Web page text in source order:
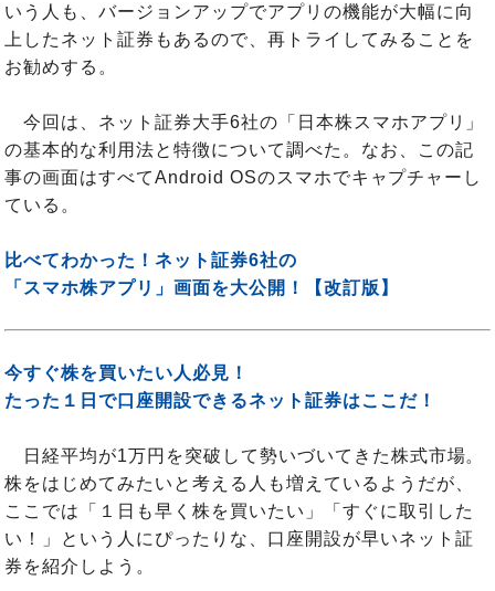
いう人も、バージョンアップでアプリの機能が大幅に向
上したネット証券もあるので、再トライしてみることを
お勧めする。
今回は、ネット証券大手6社の「日本株スマホアプリ」
の基本的な利用法と特徴について調べた。なお、この記
事の画面はすべてAndroid OSのスマホでキャプチャーし
ている。
比べてわかった！ネット証券6社の
「スマホ株アプリ」画面を大公開！【改訂版】
今すぐ株を買いたい人必見！
たった１日で口座開設できるネット証券はここだ！
日経平均が1万円を突破して勢いづいてきた株式市場。
株をはじめてみたいと考える人も増えているようだが、
ここでは「１日も早く株を買いたい」「すぐに取引した
い！」という人にぴったりな、口座開設が早いネット証
券を紹介しよう。